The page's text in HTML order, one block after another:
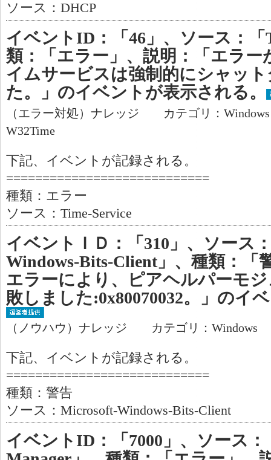
ソース：DHCP
イベントID：「46」、ソース：「
類：「エラー」、説明：「エラー
イムサービスは強制的にシャッ
た。」のイベントが表示される。
（エラー対処）ナレッジ カテゴリ：
W32Time
下記、イベントが記録される。
============================
種類：エラー
ソース：Time-Service
イベントＩＤ：「310」、ソース
Windows-Bits-Client」、種類：「
エラーにより、ピアヘルパーモ
敗しました:0x80070032。」のイ
（ノウハウ）ナレッジ カテゴリ：Windows
下記、イベントが記録される。
============================
種類：警告
ソース：Microsoft-Windows-Bits-Client
イベントID：「7000」、ソース：